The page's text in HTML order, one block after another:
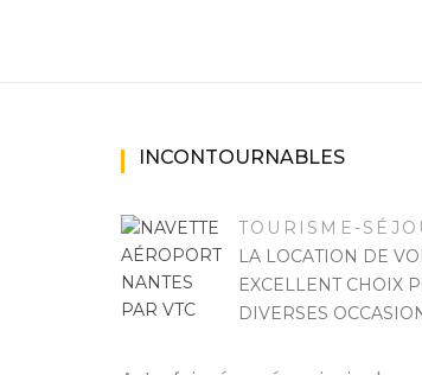
INCONTOURNABLES
TOURISME-
LA LOCATION DE
EXCELLENT CHOIX
DIVERSES